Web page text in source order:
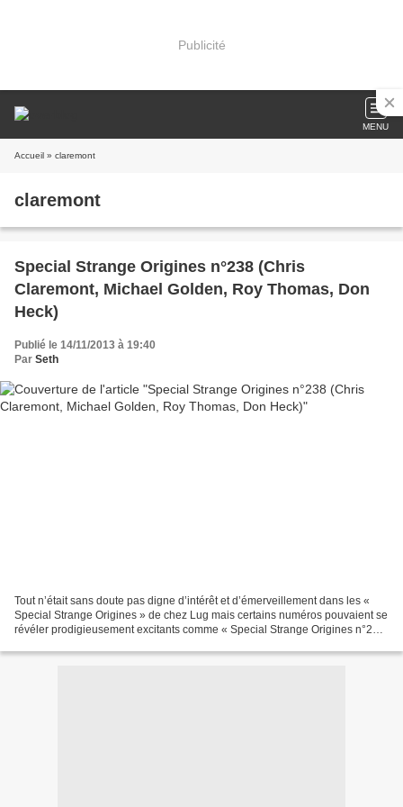
Publicité
MENU
Accueil » claremont
claremont
Special Strange Origines n°238 (Chris
Claremont, Michael Golden, Roy Thomas, Don
Heck)
Publié le 14/11/2013 à 19:40
Par Seth
Tout n’était sans doute pas digne d’intérêt et d’émerveillement dans les «
Special Strange Origines » de chez Lug mais certains numéros pouvaient se
révéler prodigieusement excitants comme « Special Strange Origines n°238